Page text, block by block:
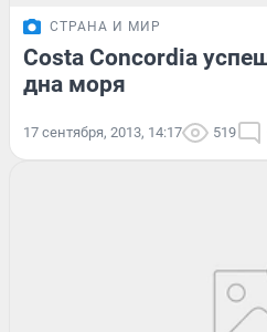
СТРАНА И МИР
Costa Concordia
дна моря
17 сентября, 2013, 14:17 519